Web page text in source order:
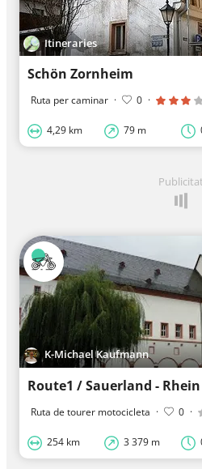
Itineraries
Schön Zornheim
Ruta per caminar · 0 ·
4,29 km 79 m
Publicitat
K-Michael Kaufmann
Ruta de tourer motocicleta · 0 ·
254 km 3 379 m